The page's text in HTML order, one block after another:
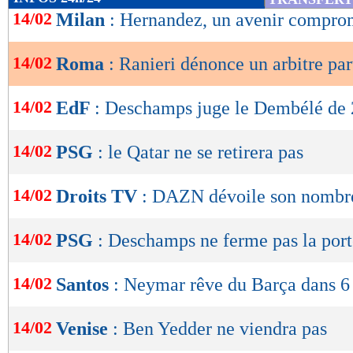
de
OK
14/02 Milan : Hernandez, un avenir
14/02 Roma : Ranieri dénonce un arbitre
14/02 EdF : Deschamps juge le Dembélé de
14/02 PSG : le Qatar ne se retirera pas
14/02 Droits TV : DAZN dévoile son
14/02 PSG : Deschamps ne ferme pas la
14/02 Santos : Neymar rêve du Barça dans
14/02 Venise : Ben Yedder ne viendra pas